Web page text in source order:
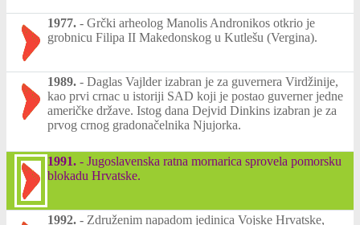
1977. - Grčki arheolog Manolis Andronikos otkrio je
grobnicu Filipa II Makedonskog u Kutlešu (Vergina).
1989. - Daglas Vajlder izabran je za guvernera Virdžinije,
kao prvi crnac u istoriji SAD koji je postao guverner jedne
američke države. Istog dana Dejvid Dinkins izabran je za
prvog crnog gradonačelnika Njujorka.
1991. - Jugoslavenska ratna mornarica sprovela pomorsku
blokadu Hrvatske.
1992. - Združenim napadom jedinica Vojske Hrvatske,